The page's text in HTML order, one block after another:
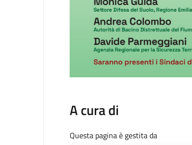
A cura di
Questa pagina è gestita da